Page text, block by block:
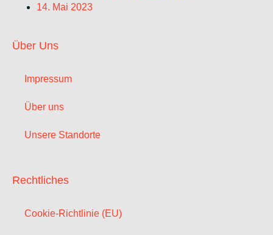
14. Mai 2023
Über Uns
Impressum
Über uns
Unsere Standorte
Rechtliches
Cookie-Richtlinie (EU)